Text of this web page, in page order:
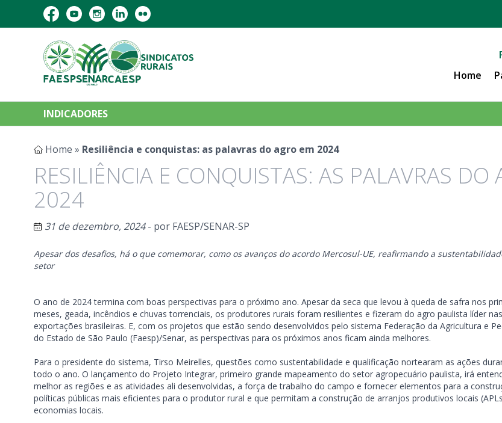
Home
INDICADORES
Home » Resiliência e conquistas: as palavras do agro em 2024
RESILIÊNCIA E CONQUISTAS: AS PALAVRAS DO
2024
31 de dezembro, 2024- por FAESP/SENAR-SP
Apesar dos desafios, há o que comemorar, como os avanços do acordo Mercosul-UE, reafirmando a
setor
O ano de 2024 termina com boas perspectivas para o próximo ano. Apesar da seca que levou à queda de safra nos
meses, geada, incêndios e chuvas torrenciais, os produtores rurais foram resilientes e fizeram do agro paulista líder nas
exportações brasileiras. E, com os projetos que estão sendo desenvolvidos pelo sistema Federação da Agricultura e
do Estado de São Paulo (Faesp)/Senar, as perspectivas para os próximos anos ficam ainda melhores.
Para o presidente do sistema, Tirso Meirelles, questões como sustentabilidade e qualificação nortearam as ações
todo o ano. O lançamento do Projeto Integrar, primeiro grande mapeamento do setor agropecuário paulista, irá
melhor as regiões e as atividades ali desenvolvidas, a força de trabalho do campo e fornecer elementos para a
políticas públicas mais eficientes para o produtor rural e que permitam a construção de arranjos produtivos locais
economias locais.